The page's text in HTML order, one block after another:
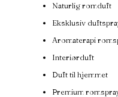
Naturlig romduft
Eksklusiv
Aromaterapi
Interiørduft
Duft til hjemmet
Premium